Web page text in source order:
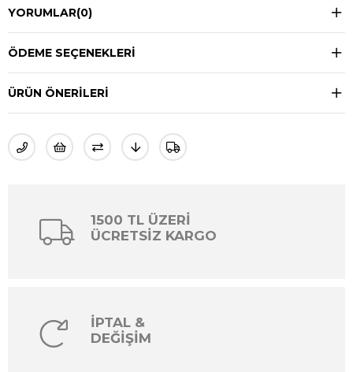
YORUMLAR(0)
ÖDEME SEÇENEKLERI
ÜRÜN ÖNERILERI
1500 TL ÜZERİ
ÜCRETSİZ KARGO
İPTAL &
DEĞİŞİM